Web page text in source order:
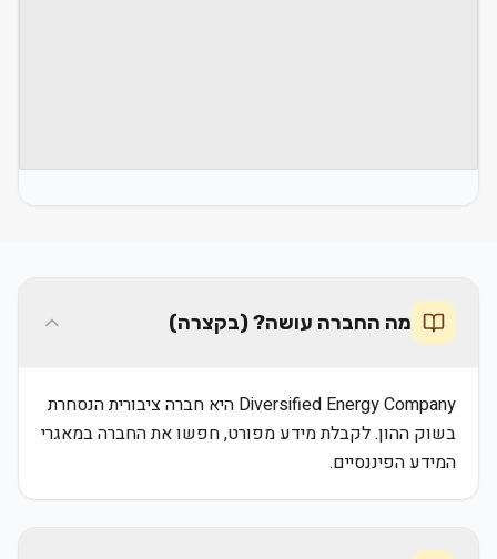
מה החברה עושה? (בקצרה)
Diversified Energy Company היא חברה ציבורית הנסחרת
בשוק ההון. לקבלת מידע מפורט, חפשו את החברה במאגרי
המידע הפיננסיים.